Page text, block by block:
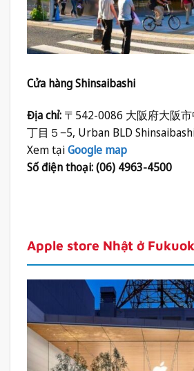
Cửa hàng Shinsaibashi
Địa chỉ: 〒542-0086 大阪府大阪
丁目５−5, Urban BLD
Xem tạiGoogle map
Số điện thoại: (06) 4963-4500
Apple store Nhật ở